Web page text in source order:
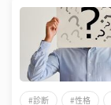
#診断 #性格